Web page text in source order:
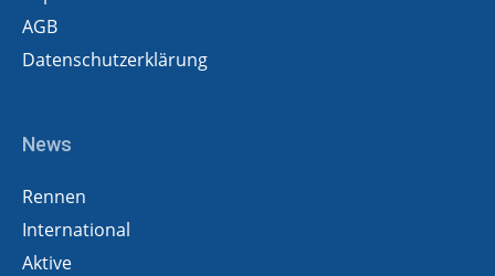
AGB
Datenschutzerklärung
News
Rennen
International
Aktive